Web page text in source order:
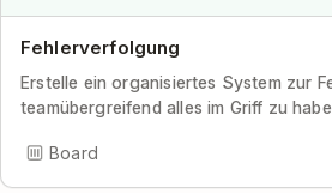
Fehlerverfolgung
Erstelle ein organisiertes System zur
teamübergreifend alles im Griff zu
Board